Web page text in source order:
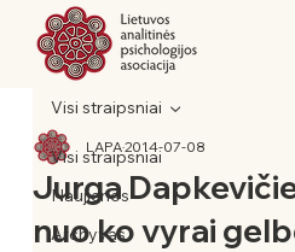
Visi straipsniai
Naujienos
Archyvas
Visi straipsniai
Jurga
nuo ko vyrai
LAPA2014-07-08